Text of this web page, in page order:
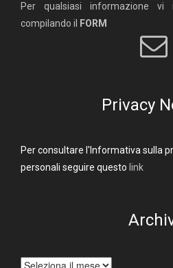
Per qualsiasi informazione vi
compilando il
FORM
Privacy
Per consultare l'Informativa sulla
personali seguire questo link
Archivi